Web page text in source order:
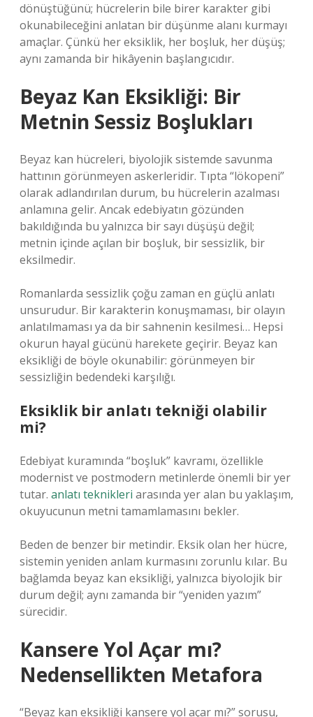
dönüştüğünü; hücrelerin bile birer karakter gibi
okunabileceğini anlatan bir düşünme alanı kurmayı
amaçlar. Çünkü her eksiklik, her boşluk, her düşüş;
aynı zamanda bir hikâyenin başlangıcıdır.
Beyaz Kan Eksikliği: Bir
Metnin Sessiz Boşlukları
Beyaz kan hücreleri, biyolojik sistemde savunma
hattının görünmeyen askerleridir. Tıpta “lökopeni”
olarak adlandırılan durum, bu hücrelerin azalması
anlamına gelir. Ancak edebiyatın gözünden
bakıldığında bu yalnızca bir sayı düşüşü değil;
metnin içinde açılan bir boşluk, bir sessizlik, bir
eksilmedir.
Romanlarda sessizlik çoğu zaman en güçlü anlatı
unsurudur. Bir karakterin konuşmaması, bir olayın
anlatılmaması ya da bir sahnenin kesilmesi… Hepsi
okurun hayal gücünü harekete geçirir. Beyaz kan
eksikliği de böyle okunabilir: görünmeyen bir
sessizliğin bedendeki karşılığı.
Eksiklik bir anlatı tekniği olabilir
mi?
Edebiyat kuramında “boşluk” kavramı, özellikle
modernist ve postmodern metinlerde önemli bir yer
tutar. anlatı teknikleri arasında yer alan bu yaklaşım,
okuyucunun metni tamamlamasını bekler.
Beden de benzer bir metindir. Eksik olan her hücre,
sistemin yeniden anlam kurmasını zorunlu kılar. Bu
bağlamda beyaz kan eksikliği, yalnızca biyolojik bir
durum değil; aynı zamanda bir “yeniden yazım”
sürecidir.
Kansere Yol Açar mı?
Nedensellikten Metafora
“Beyaz kan eksikliği kansere yol açar mı?” sorusu,